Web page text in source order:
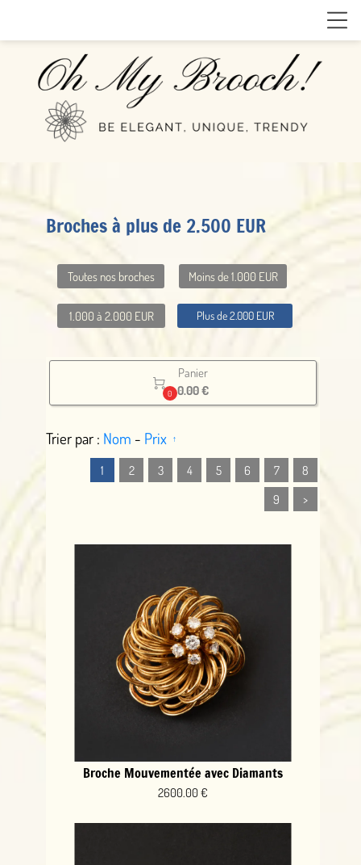
Broches à plus de 2.500 EUR
1.000 à 2.000 EUR
Toutes nos broches Moins de 1.000 EUR
Plus de 2.000 EUR

0
Panier
0.00 €
Trier par : Nom - Prix
1 2 3 4 5 6 7
8
9
>
Broche Mouvementée avec Diamants
2600.00 €